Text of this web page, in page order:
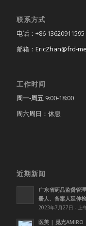
联系方式
电话：+86 13620911595
邮箱： EricZhan@frd-
工作时间
周一-周五 9:00-18:00
周六周日：休息
近期新闻
广东省药品监督管
册人、备案人延伸
2023年7月27日 - 上
医美 | 觅光AMIRO